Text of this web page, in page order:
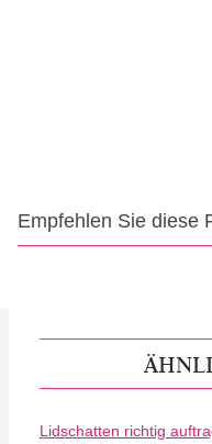
Empfehlen Sie diese
Lidschatten richtig